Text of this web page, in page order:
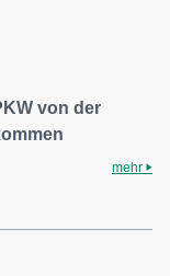
von der
mehr